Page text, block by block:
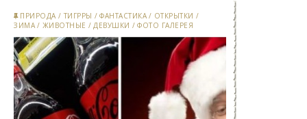
ПРИРОДА / ТИГРРЫ /ФАНТАСТИКА / ОТКРЫТКИ /
ЗИМА / ЖИВОТНЫЕ /ДЕВУШКИ /ФОТО ГАЛЕРЕЯ